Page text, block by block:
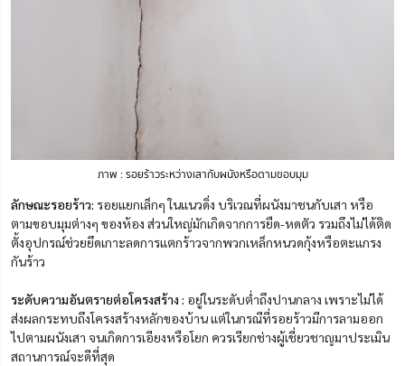
ภาพ : รอยร้าวระหว่างเสากับผนังหรือตามขอบมุม
ลักษณะรอยร้าว: รอยแยกเล็กๆ ในแนวดิ่ง บริเวณที่ผนังมาชนกับเสา หรือ
ตามขอบมุมต่างๆ ของห้อง ส่วนใหญ่มักเกิดจากการยืด-หดตัว รวมถึงไม่ได้ติด
ตั้งอุปกรณ์ช่วยยึดเกาะลดการแตกร้าวจากพวกเหล็กหนวดกุ้งหรือตะแกรง
กันร้าว
ระดับความอันตรายต่อโครงสร้าง : อยู่ในระดับต่ำถึงปานกลาง เพราะไม่ได้
ส่งผลกระทบถึงโครงสร้างหลักของบ้าน แต่ในกรณีที่รอยร้าวมีการลามออก
ไปตามผนังเสา จนเกิดการเอียงหรือโยก ควรเรียกช่างผู้เชี่ยวชาญมาประเมิน
สถานการณ์จะดีที่สุด